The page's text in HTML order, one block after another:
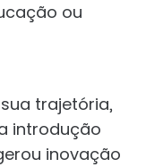
ou
trajetória,
introdução
inovação